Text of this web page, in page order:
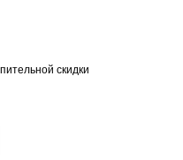
скидки